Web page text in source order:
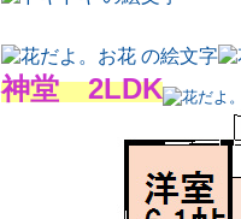
神堂 2LDK